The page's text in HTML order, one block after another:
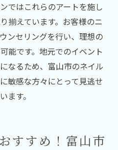
ではこれらのアートを施し
揃えています。お客様のニ
ンセリングを行い、理想の
能です。地元でのイベント
なるため、富山市のネイル
敏感な方々にとって見逃せ
ます。
すすめ！富山市